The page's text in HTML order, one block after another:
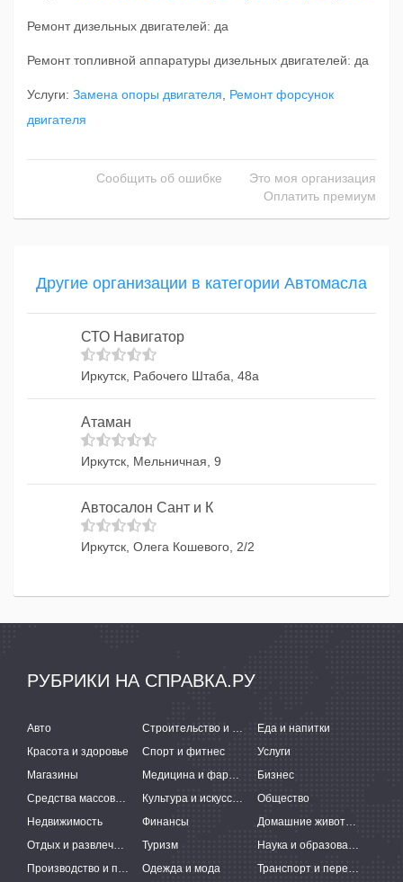
Ремонт дизельных двигателей: да
Ремонт топливной аппаратуры дизельных двигателей: да
Услуги: Замена опоры двигателя
Ремонт форсунок
двигателя
Сообщить об ошибке
Это моя организация
Оплатить премиум
Другие организации в категории Автомасла
СТО Навигатор
Иркутск, Рабочего Штаба, 48а
Атаман
Иркутск, Мельничная, 9
Автосалон Сант и К
Иркутск, Олега Кошевого, 2/2
РУБРИКИ НА СПРАВКА.РУ
Авто Строительство и ремонт
Еда и напитки
Красота и здоровье
Спорт и фитнес
Услуги
Магазины
Медицина и фармацевтика
Бизнес
Средства массовой информации
Культура и искусство
Общество
Недвижимость
Финансы
Домашние животные
Отдых и развлечения
Туризм
Наука и образование
Производство и поставки
Одежда и мода Транспорт и перевозки